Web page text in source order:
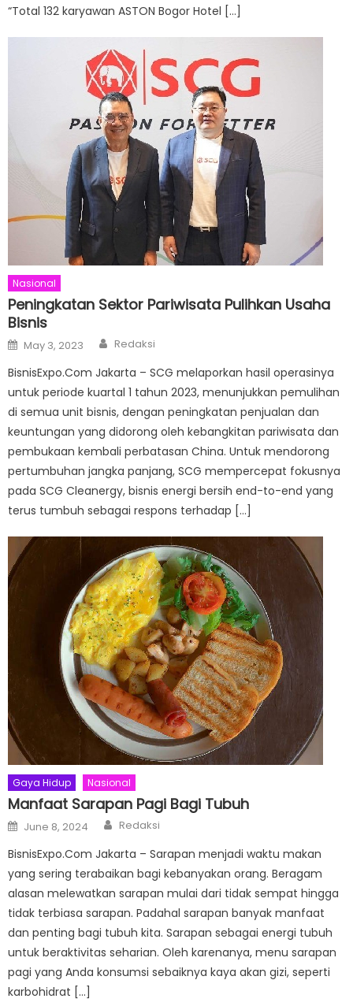
“Total 132 karyawan ASTON Bogor Hotel […]
Nasional
Peningkatan Sektor Pariwisata Pulihkan Usaha
Bisnis
Posted
on
May 3, 2023 Author
Redaksi
BisnisExpo.Com Jakarta – SCG melaporkan hasil operasinya
untuk periode kuartal 1 tahun 2023, menunjukkan pemulihan
di semua unit bisnis, dengan peningkatan penjualan dan
keuntungan yang didorong oleh kebangkitan pariwisata dan
pembukaan kembali perbatasan China. Untuk mendorong
pertumbuhan jangka panjang, SCG mempercepat fokusnya
pada SCG Cleanergy, bisnis energi bersih end-to-end yang
terus tumbuh sebagai respons terhadap […]
Gaya Hidup Nasional
Manfaat Sarapan Pagi Bagi Tubuh
Posted
on
June 8, 2024 Author
Redaksi
BisnisExpo.Com Jakarta – Sarapan menjadi waktu makan
yang sering terabaikan bagi kebanyakan orang. Beragam
alasan melewatkan sarapan mulai dari tidak sempat hingga
tidak terbiasa sarapan. Padahal sarapan banyak manfaat
dan penting bagi tubuh kita. Sarapan sebagai energi tubuh
untuk beraktivitas seharian. Oleh karenanya, menu sarapan
pagi yang Anda konsumsi sebaiknya kaya akan gizi, seperti
karbohidrat […]